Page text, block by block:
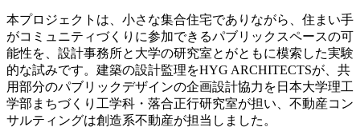
本プロジェクトは、小さな集合住宅でありながら、住まい手
がコミュニティづくりに参加できるパブリックスペースの可
能性を、設計事務所と大学の研究室とがともに模索した実験
的な試みです。建築の設計監理をHYG ARCHITECTSが、共
用部分のパブリックデザインの企画設計協力を日本大学理工
学部まちづくり工学科・落合正行研究室が担い、不動産コン
サルティングは創造系不動産が担当しました。